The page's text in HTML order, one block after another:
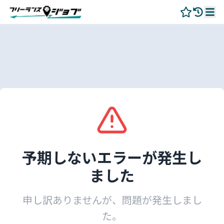
予期しないエラーが発生し
ました
申し訳ありませんが、問題が発生しまし
た。